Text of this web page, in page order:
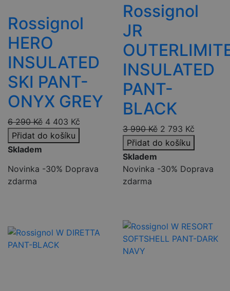
Rossignol
HERO
INSULATED
SKI PANT-
ONYX GREY
6 290Kč 4 403 Kč
Přidat do košíku
Skladem
Rossignol
JR
INSULATED
PANT-
BLACK
3 990Kč 2 793 Kč
Přidat do košíku
Skladem
Novinka -30% Doprava
zdarma
Novinka -30% Doprava
zdarma